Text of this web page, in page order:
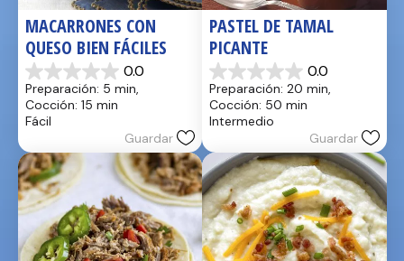
MACARRONES CON
QUESO BIEN FÁCILES
0.0
0.0
de
5
estrellas.
Preparación: 5 min,
Cocción: 15 min
Fácil
Guardar
PASTEL DE TAMAL
PICANTE
0.0
0.0
de
5
estrellas.
Preparación: 20 min,
Cocción: 50 min
Intermedio
Guardar